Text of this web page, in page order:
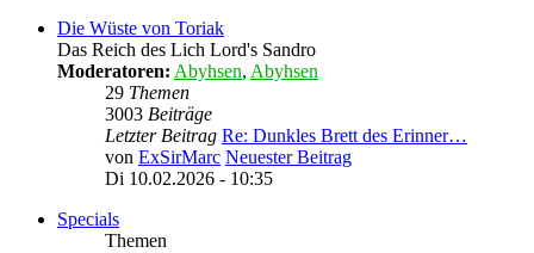
Die Wüste von Toriak
Das Reich des Lich Lord's Sandro
Moderatoren: Abyhsen, Abyhsen
29 Themen
3003 Beiträge
Letzter Beitrag Re: Dunkles Brett des Erinner…
von ExSirMarc Neuester Beitrag
Di 10.02.2026 - 10:35
Specials
Themen